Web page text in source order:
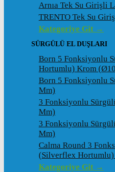
Arnıa Tek Su Girişli
TRENTO Tek Su
Kategoriye Git →
SÜRGÜLÜ EL DUŞLARI
Born 5 Fonksiyonlu
Hortumlu) Krom
Born 5 Fonksiyonlu
Mm)
3 Fonksiyonlu
Mm)
3 Fonksiyonlu
Mm)
Calma Round 3
(Silverflex
Kategoriye Git →